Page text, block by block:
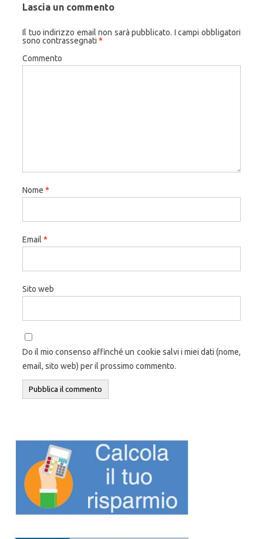
Lascia un commento
Il tuo indirizzo email non sarà pubblicato. I campi obbligatori
sono contrassegnati *
Commento
Nome *
Email *
Sito web
Do il mio consenso affinché un cookie salvi i miei dati (nome,
email, sito web) per il prossimo commento.